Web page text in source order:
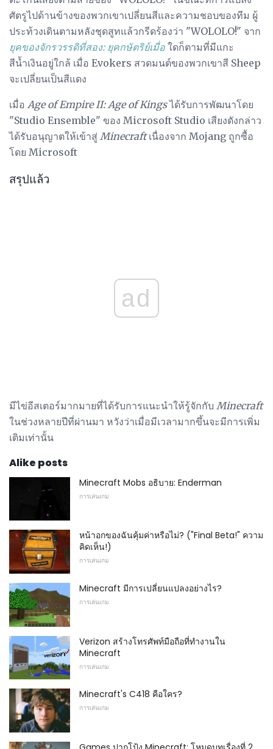
ศัตรูไปด้านข้างของพวกเขาเปลี่ยนสีและความชอบของทีม ผู้
ประท้วงเดินตามหลังชุดสูทแล้วกรีดร้องว่า "WOLOLO!" จาก
ยุคของจักรวรรดิที่สอง: ยุคกษัตริย์เมื่อ ใดก็ตามที่มีแกะ
สีน้ำเงินอยู่ใกล้ เมื่อ Evokers สวดมนต์ของพวกเขาสี Sheep
จะเปลี่ยนเป็นสีแดง
เมื่อ Age of Empire II: Age of Kingsได้รับการพัฒนาโดย
"Studio Ensemble" ของ Microsoft Studio เสียงดังกล่าว
ได้รับอนุญาตให้เข้าสู่ Minecraftเนื่องจาก Mojang ถูกซื้อ
โดย Microsoft
สรุปแล้ว
ad
มีไข่อีสเตอร์มากมายที่ได้รับการแนะนำให้รู้จักกับ Minecraft
ในช่วงหลายปีที่ผ่านมา หวังว่าเมื่อมีเวลามากขึ้นจะมีการเพิ่ม
เติมเท่านั้น
Alike posts
Minecraft Mobs อธิบาย: Enderman
การเล่นเกม
หน้าอกของฉันคุ้มค่าหรือไม่? ("Final Beta!" ความ
คิดเห็น!)
การเล่นเกม
Minecraft มีการเปลี่ยนแปลงอย่างไร?
การเล่นเกม
Verizon สร้างโทรศัพท์มือถือที่ทำงานใน
Minecraft
การเล่นเกม
Minecraft's C418 คือใคร?
การเล่นเกม